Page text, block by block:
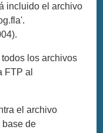
incluido el archivo
los archivos
FTP al
el archivo
base de